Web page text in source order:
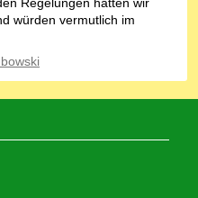
würden vermutlich im